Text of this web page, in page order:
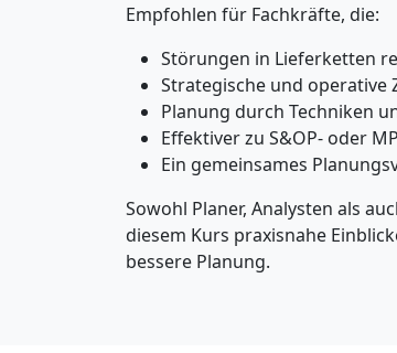
Empfohlen für Fachkräfte, die:
Störungen in Lieferketten
Strategische und operative
Planung durch Techniken
Effektiver zu S&OP- oder
Ein gemeinsames
Sowohl Planer, Analysten als
diesem Kurs praxisnahe
bessere Planung.